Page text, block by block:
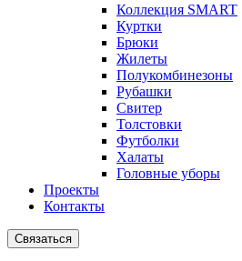
Коллекция SMART
Куртки
Брюки
Жилеты
Полукомбинезоны
Рубашки
Свитер
Толстовки
Футболки
Халаты
Головные уборы
Проекты
Контакты
Связаться